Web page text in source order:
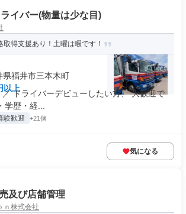
イバー(物量は少な目)
取得支援あり！土曜は暇です！
福井市三本木町
以上
ドライバーデビューしたい方、 大歓迎で
歴・経...
験歓迎 +21個
気になる
及び店舗管理
株式会社